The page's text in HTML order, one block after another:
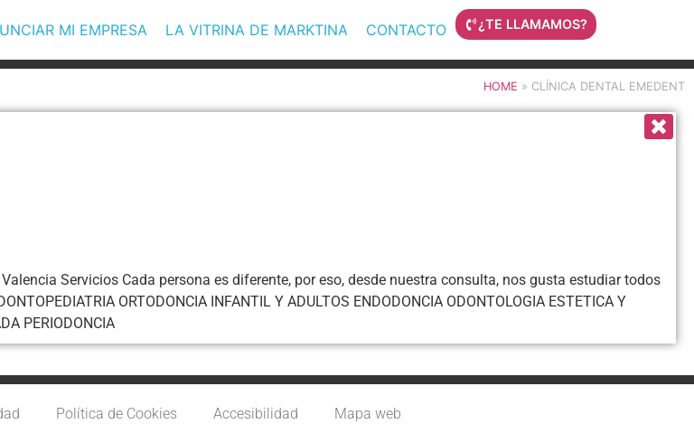
MI EMPRESA LA VITRINA DE MARKTINA CONTACTO ¿TE LLAMAMOS?
HOME » CLÍNICA DENTAL EMEDENT
Servicios Cada persona es diferente, por eso, desde nuestra consulta, nos gusta estudiar todos
ORTODONCIA INFANTIL Y ADULTOS ENDODONCIA ODONTOLOGIA ESTETICA Y
PERIODONCIA
Política de Cookies Accesibilidad Mapa web